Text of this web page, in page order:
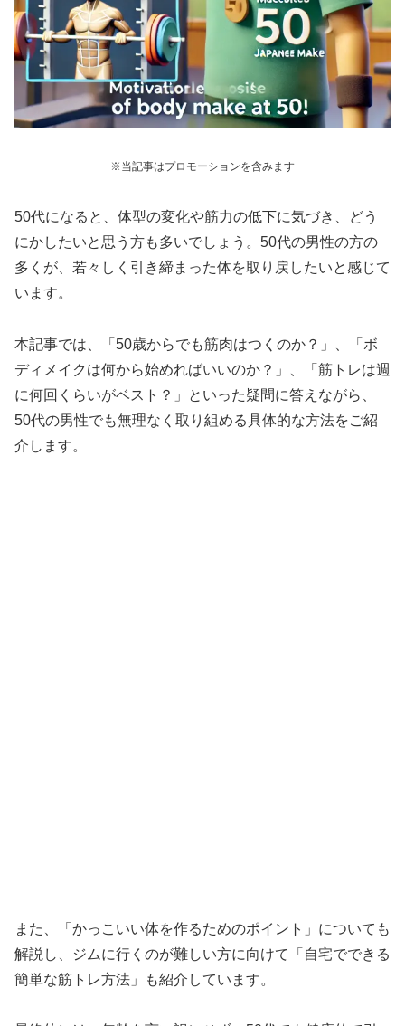
※当記事はプロモーションを含みます
50代になると、体型の変化や筋力の低下に気づき、どう
にかしたいと思う方も多いでしょう。50代の男性の方の
多くが、若々しく引き締まった体を取り戻したいと感じて
います。
本記事では、「50歳からでも筋肉はつくのか？」、「ボ
ディメイクは何から始めればいいのか？」、「筋トレは週
に何回くらいがベスト？」といった疑問に答えながら、
50代の男性でも無理なく取り組める具体的な方法をご紹
介します。
また、「かっこいい体を作るためのポイント」についても
解説し、ジムに行くのが難しい方に向けて「自宅でできる
簡単な筋トレ方法」も紹介しています。